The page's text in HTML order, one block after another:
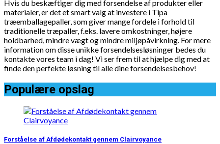
Hvis du beskæftiger dig med forsendelse af produkter eller
materialer, er det et smart valg at investere i Tipa
træemballagepaller, som giver mange fordele i forhold til
traditionelle træpaller, f.eks. lavere omkostninger, højere
holdbarhed, mindre vægt og mindre miljøpåvirkning. For mere
information om disse unikke forsendelsesløsninger bedes du
kontakte vores team i dag! Vi ser frem til at hjælpe dig med at
finde den perfekte løsning til alle dine forsendelsesbehov!
Populære opslag
Forståelse af Afdødekontakt gennem Clairvoyance